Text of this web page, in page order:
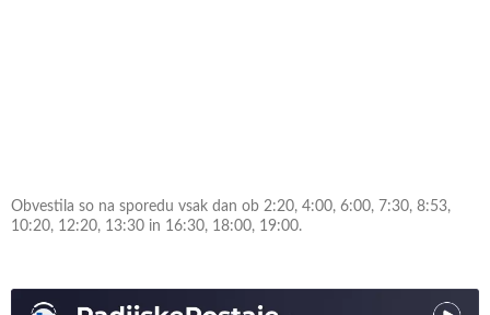
Obvestila so na sporedu vsak dan ob 2:20, 4:00, 6:00, 7:30, 8:53,
10:20, 12:20, 13:30 in 16:30, 18:00, 19:00.